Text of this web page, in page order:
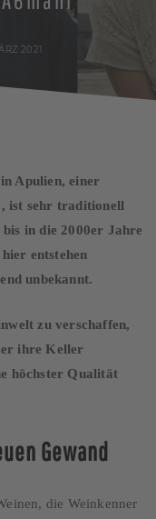
2021
Apulien, einer
ist sehr traditionell
in die 2000er Jahre
entstehen
unbekannt.
zu verschaffen,
ihre Keller
höchster Qualität
Gewand
die Weinkenner